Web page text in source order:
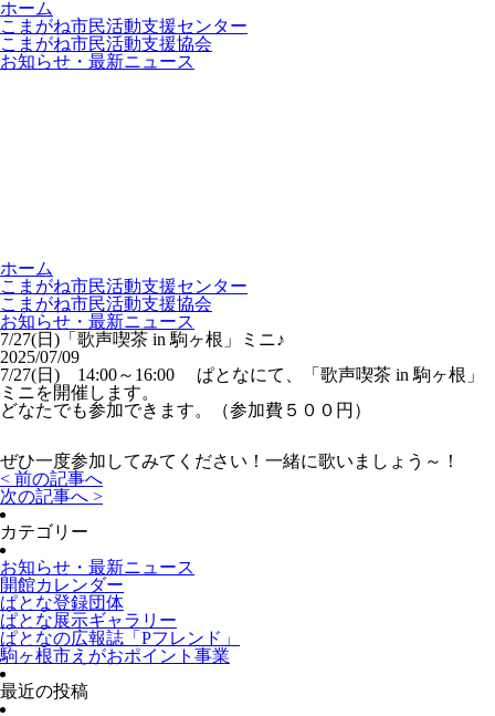
ホーム
こまがね市民活動支援センター
こまがね市民活動支援協会
お知らせ・最新ニュース
ホーム
こまがね市民活動支援センター
こまがね市民活動支援協会
お知らせ・最新ニュース
7/27(日)「歌声喫茶 in 駒ヶ根」ミニ♪
2025/07/09
7/27(日) 14:00～16:00 ぱとなにて、「歌声喫茶 in 駒ヶ根」
ミニを開催します。
どなたでも参加できます。（参加費５００円）
ぜひ一度参加してみてください！一緒に歌いましょう～！
< 前の記事へ
次の記事へ >
カテゴリー
お知らせ・最新ニュース
開館カレンダー
ぱとな登録団体
ぱとな展示ギャラリー
ぱとなの広報誌「Pフレンド」
駒ヶ根市えがおポイント事業
最近の投稿